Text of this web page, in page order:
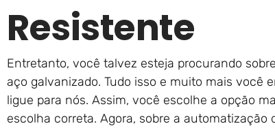
Resistente
Entretanto, você talvez esteja procurando
aço galvanizado. Tudo isso e muito mais você
ligue para nós. Assim, você escolhe a opção
escolha correta. Agora, sobre a